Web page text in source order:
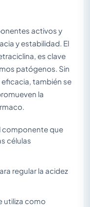
activos y
y estabilidad. El
es clave
patógenos. Sin
también se
la
componente que
células
regular la acidez
utiliza como